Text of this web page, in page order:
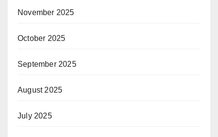
November 2025
October 2025
September 2025
August 2025
July 2025